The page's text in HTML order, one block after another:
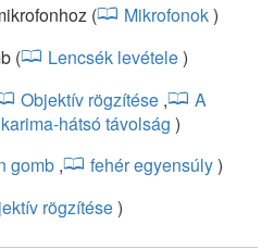
( Mikrofonok)
( Lencsék levétele)
Objektív rögzítése ,
A
hátsó távolság )
gomb , fehér egyensúly)
rögzítése)